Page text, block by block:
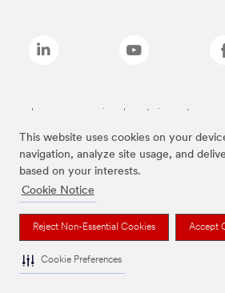
This website uses cookies on your
navigation, analyze site usage, and
based on your interests.
Cookie Notice
Reject Non-Essential Cookies Accept
Cookie Preferences
Las marcas mencionadas anteriormente son